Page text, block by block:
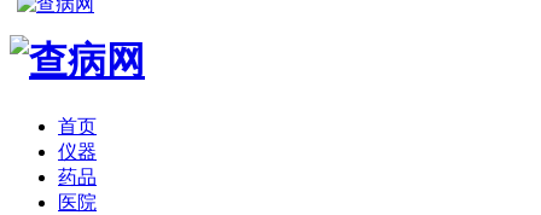
首页
仪器
药品
医院